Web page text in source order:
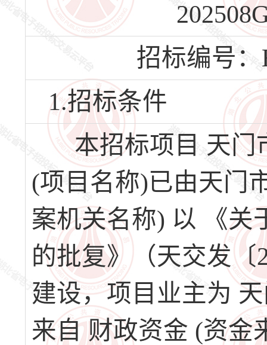
招标编号：
1.招标条件
本招标项目 天门
(项目名称)已由天门
案机关名称) 以 《关
的批复》（天交发〔
建设，项目业主为
来自 财政资金 (资金